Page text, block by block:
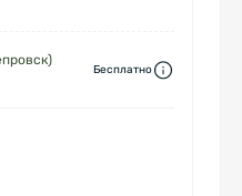
Бесплатно